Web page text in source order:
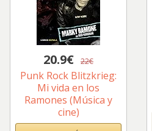
20.9€ 22€
Punk Rock Blitzkrieg:
Mi vida en los
Ramones (Música y
cine)